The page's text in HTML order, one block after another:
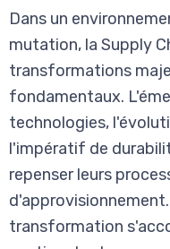
Dans un
mutation, la Supply
transformations
fondamentaux.
technologies,
l'impératif de
repenser leurs
transformation